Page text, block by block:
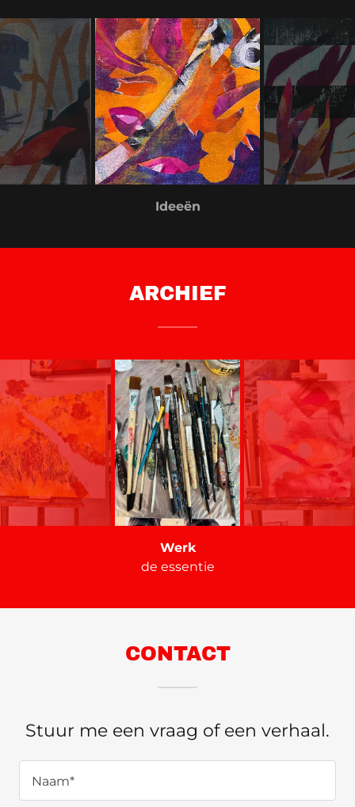
Voorbij
ARCHIEF
Compositie,X
2de fase
CONTACT
Stuur me een vraag of een verhaal.
Naam*